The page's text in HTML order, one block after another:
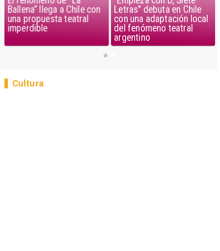
Ballena” llega a Chile con
una propuesta teatral
imperdible
Letras" debuta en Chile
con una adaptación local
del fenómeno teatral
argentino
Cultura